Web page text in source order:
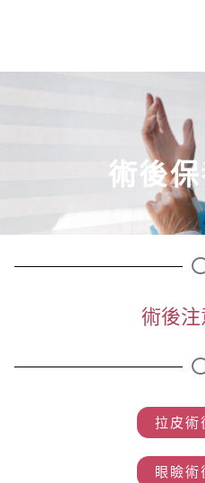
要
術後
術後
拉皮術
眼瞼術